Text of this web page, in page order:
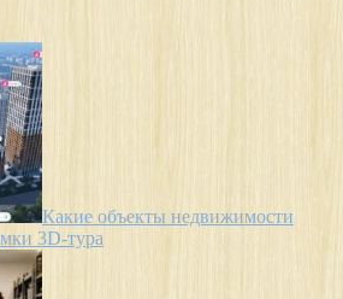
Какие объекты недвижимости
3D-тура